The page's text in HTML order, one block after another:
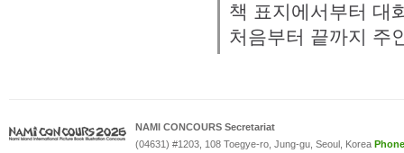
책 표지에서부터 대
처음부터 끝까지 주
NAMI CONCOURS Secretariat
(04631) #1203, 108 Toegye-ro, Jung-gu, Seoul, Korea Phone